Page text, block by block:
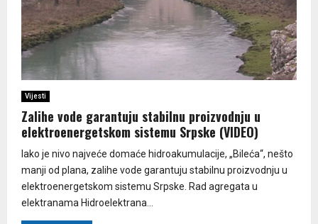
Vijesti
Zalihe vode garantuju stabilnu proizvodnju u
elektroenergetskom sistemu Srpske (VIDEO)
Iako je nivo najveće domaće hidroakumulacije, „Bileća“, nešto
manji od plana, zalihe vode garantuju stabilnu proizvodnju u
elektroenergetskom sistemu Srpske. Rad agregata u
elektranama Hidroelektrana...